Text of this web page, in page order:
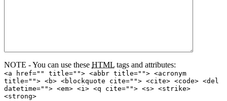
NOTE - You can use these HTML tags and attributes:
<a href="" title=""> <abbr title=""> <acronym
title=""> <b> <blockquote cite=""> <cite> <code> <del
datetime=""> <em> <i> <q cite=""> <s> <strike>
<strong>